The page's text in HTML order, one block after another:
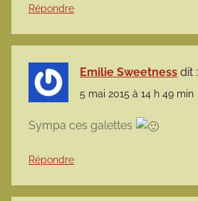
Répondre
Emilie Sweetness dit :
5 mai 2015 à 14 h 49 min
Sympa ces galettes
Répondre